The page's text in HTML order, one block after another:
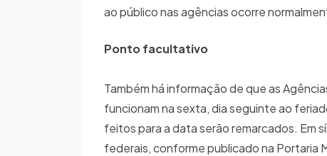
ao público nas agências ocorre
Ponto facultativo
Também há informação de que as
funcionam na sexta, dia seguinte ao
feitos para a data serão remarcados. Em
federais, conforme publicado na Portaria